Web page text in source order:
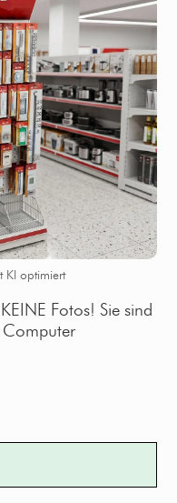
KI optimiert
Fotos! Sie sind
Computer